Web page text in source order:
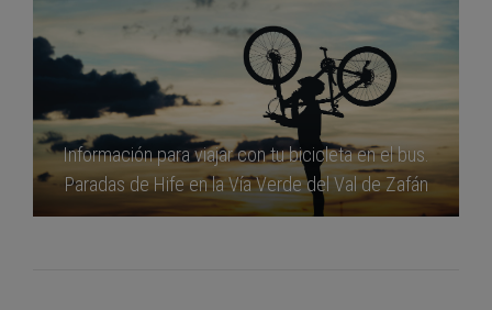
Información para viajar con tu bicicleta en el bus.
Paradas de Hife en la Vía Verde del Val de Zafán